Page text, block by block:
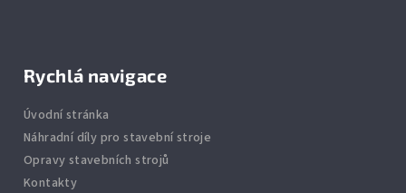
Rychlá navigace
Úvodní stránka
Náhradní díly pro stavební stroje
Opravy stavebních strojů
Kontakty